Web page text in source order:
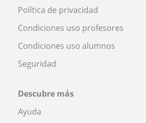
Política de privacidad
Condiciones uso profesores
Condiciones uso alumnos
Seguridad
Descubre más
Ayuda